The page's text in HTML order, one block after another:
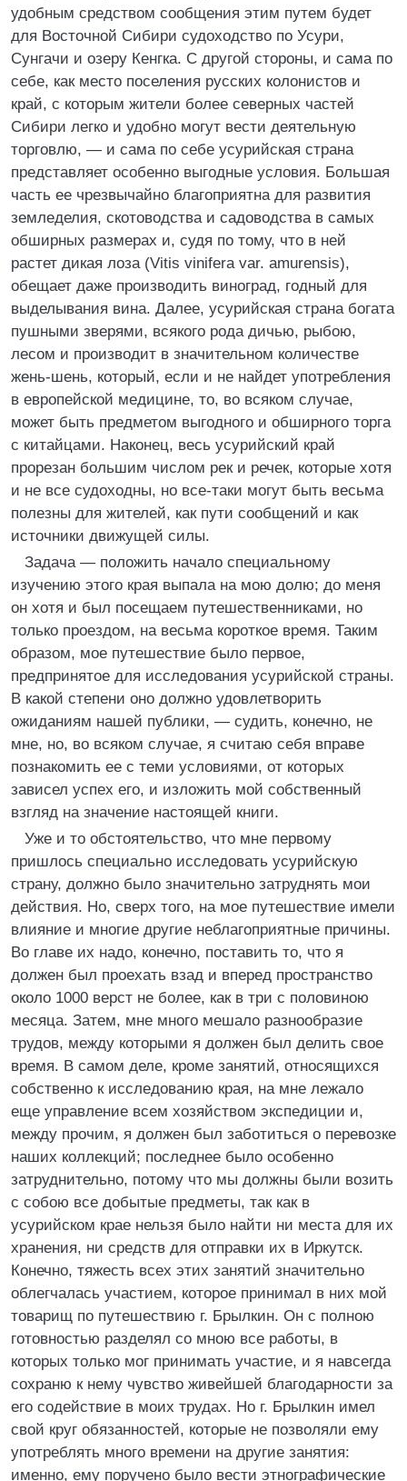
удобным средством сообщения этим путем будет
для Восточной Сибири судоходство по Усури,
Сунгачи и озеру Кенгка. С другой стороны, и сама по
себе, как место поселения русских колонистов и
край, с которым жители более северных частей
Сибири легко и удобно могут вести деятельную
торговлю, — и сама по себе усурийская страна
представляет особенно выгодные условия. Большая
часть ее чрезвычайно благоприятна для развития
земледелия, скотоводства и садоводства в самых
обширных размерах и, судя по тому, что в ней
растет дикая лоза (Vitis vinifera var. amurensis),
обещает даже производить виноград, годный для
выделывания вина. Далее, усурийская страна богата
пушными зверями, всякого рода дичью, рыбою,
лесом и производит в значительном количестве
жень-шень, который, если и не найдет употребления
в европейской медицине, то, во всяком случае,
может быть предметом выгодного и обширного торга
с китайцами. Наконец, весь усурийский край
прорезан большим числом рек и речек, которые хотя
и не все судоходны, но все-таки могут быть весьма
полезны для жителей, как пути сообщений и как
источники движущей силы.
Задача — положить начало специальному
изучению этого края выпала на мою долю; до меня
он хотя и был посещаем путешественниками, но
только проездом, на весьма короткое время. Таким
образом, мое путешествие было первое,
предпринятое для исследования усурийской страны.
В какой степени оно должно удовлетворить
ожиданиям нашей публики, — судить, конечно, не
мне, но, во всяком случае, я считаю себя вправе
познакомить ее с теми условиями, от которых
зависел успех его, и изложить мой собственный
взгляд на значение настоящей книги.
Уже и то обстоятельство, что мне первому
пришлось специально исследовать усурийскую
страну, должно было значительно затруднять мои
действия. Но, сверх того, на мое путешествие имели
влияние и многие другие неблагоприятные причины.
Во главе их надо, конечно, поставить то, что я
должен был проехать взад и вперед пространство
около 1000 верст не более, как в три с половиною
месяца. Затем, мне много мешало разнообразие
трудов, между которыми я должен был делить свое
время. В самом деле, кроме занятий, относящихся
собственно к исследованию края, на мне лежало
еще управление всем хозяйством экспедиции и,
между прочим, я должен был заботиться о перевозке
наших коллекций; последнее было особенно
затруднительно, потому что мы должны были возить
с собою все добытые предметы, так как в
усурийском крае нельзя было найти ни места для их
хранения, ни средств для отправки их в Иркутск.
Конечно, тяжесть всех этих занятий значительно
облегчалась участием, которое принимал в них мой
товарищ по путешествию г. Брылкин. Он с полною
готовностью разделял со мною все работы, в
которых только мог принимать участие, и я навсегда
сохраню к нему чувство живейшей благодарности за
его содействие в моих трудах. Но г. Брылкин имел
свой круг обязанностей, которые не позволяли ему
употреблять много времени на другие занятия:
именно, ему поручено было вести этнографические